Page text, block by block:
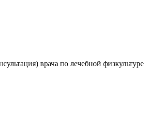
врача по лечебной физкультуре